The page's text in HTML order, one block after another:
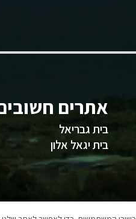
אתרים
בית גבריאל
בית יגאל אלון